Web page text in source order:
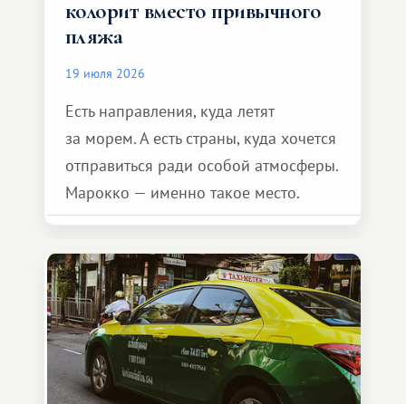
колорит вместо привычного
пляжа
19 июля 2026
Есть направления, куда летят
за морем. А есть страны, куда хочется
отправиться ради особой атмосферы.
Марокко — именно такое место.